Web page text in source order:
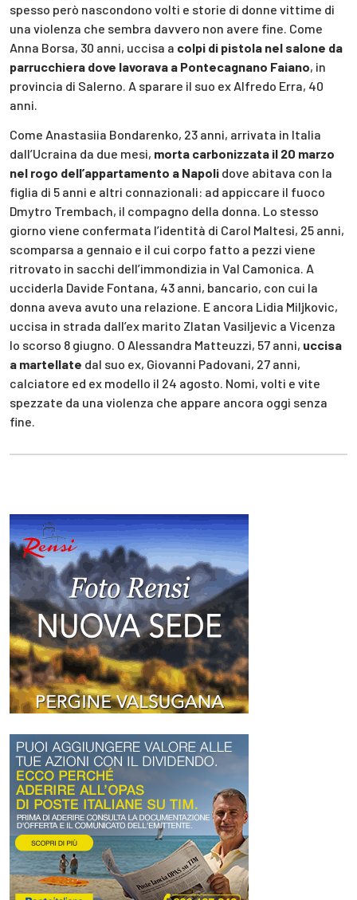
spesso però nascondono volti e storie di donne vittime di
una violenza che sembra davvero non avere fine. Come
Anna Borsa, 30 anni, uccisa a colpi di pistola nel salone da
parrucchiera dove lavorava a Pontecagnano Faiano, in
provincia di Salerno. A sparare il suo ex Alfredo Erra, 40
anni.
Come Anastasiia Bondarenko, 23 anni, arrivata in Italia
dall’Ucraina da due mesi, morta carbonizzata il 20 marzo
nel rogo dell’appartamento a Napoli dove abitava con la
figlia di 5 anni e altri connazionali: ad appiccare il fuoco
Dmytro Trembach, il compagno della donna. Lo stesso
giorno viene confermata l’identità di Carol Maltesi, 25 anni,
scomparsa a gennaio e il cui corpo fatto a pezzi viene
ritrovato in sacchi dell’immondizia in Val Camonica. A
ucciderla Davide Fontana, 43 anni, bancario, con cui la
donna aveva avuto una relazione. E ancora Lidia Miljkovic,
uccisa in strada dall’ex marito Zlatan Vasiljevic a Vicenza
lo scorso 8 giugno. O Alessandra Matteuzzi, 57 anni, uccisa
a martellate dal suo ex, Giovanni Padovani, 27 anni,
calciatore ed ex modello il 24 agosto. Nomi, volti e vite
spezzate da una violenza che appare ancora oggi senza
fine.